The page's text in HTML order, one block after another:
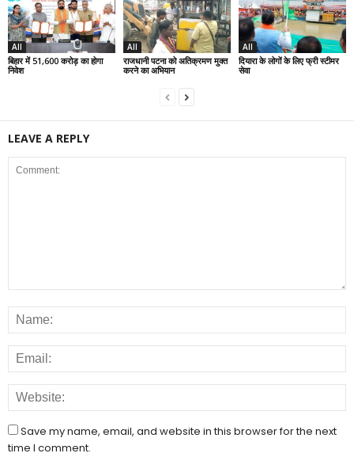
All
बिहार में 51,600 करोड़ का होगा
निवेश
All
राजधानी पटना को अतिक्रमण मुक्त
करने का अभियान
All
दियारा के लोगों के लिए फ्री स्टीमर
सेवा
LEAVE A REPLY
Save my name, email, and website in this browser for the next
time I comment.